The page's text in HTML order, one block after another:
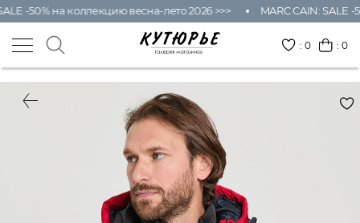
-50% на коллекцию весна-лето 2026 >>> MARC CAIN: SALE
:0 : 0